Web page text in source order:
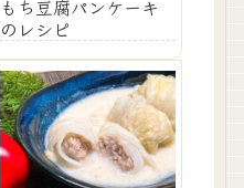
もち豆腐パンケーキ
のレシピ